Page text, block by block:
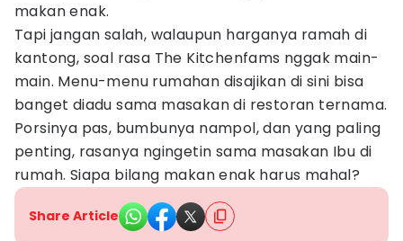
makan enak.
Tapi jangan salah, walaupun harganya ramah di
kantong, soal rasa The Kitchenfams nggak main-
main. Menu-menu rumahan disajikan di sini bisa
banget diadu sama masakan di restoran ternama.
Porsinya pas, bumbunya nampol, dan yang paling
penting, rasanya ngingetin sama masakan Ibu di
rumah. Siapa bilang makan enak harus mahal?
Share Article